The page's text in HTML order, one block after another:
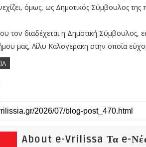
όμως, ως Δημοτικός Σύμβουλος
τον διαδέχεται η Δημοτική Σύμβουλος,
μας, Λίλυ Καλογεράκη στην οποία
About e-Vrilissa Τα e-